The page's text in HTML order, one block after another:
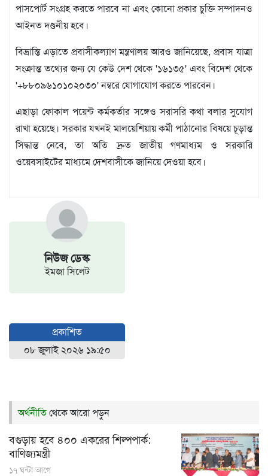
ধর্ম
গনমাধ্যম
সংবাদ
বিজ্ঞপ্তি
চাকুরী
নিউজ ডেস্ক
ইমজা সিলেট
প্রকাশিত
০৮ জুলাই ২০২৬ ১৯:৫০
পাসপোর্ট সংগ্রহ করতে পারবে না এবং কোনো প্রকার চুক্তি সম্পাদনও
আইনত দণ্ডনীয় হবে।
বিভ্রান্তি এড়াতে প্রবাসীকল্যাণ মন্ত্রণালয় আরও জানিয়েছে, প্রবাস যাত্রা
সংক্রান্ত তথ্যের জন্য যে কেউ দেশ থেকে '১৬১৩৫' এবং বিদেশ থেকে
'+৮৮০৯৬১০১০২০৩০' নম্বরে যোগাযোগ করতে পারবেন।
এছাড়া ফোকাল পয়েন্ট কর্মকর্তার সঙ্গেও সরাসরি কথা বলার সুযোগ
রাখা হয়েছে। সরকার যখনই মালয়েশিয়ায় কর্মী পাঠানোর বিষয়ে চূড়ান্ত
সিদ্ধান্ত নেবে, তা অতি দ্রুত জাতীয় গণমাধ্যম ও সরকারি
ওয়েবসাইটের মাধ্যমে দেশবাসীকে জানিয়ে দেওয়া হবে।
অর্থনীতিথেকে আরো পড়ুন
বগুড়ায় হবে ৪০০ একরের শিল্পপার্ক:
বাণিজ্যমন্ত্রী
১৭ ঘন্টা আগে